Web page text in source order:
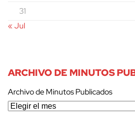
31
« Jul
ARCHIVO DE MINUTOS
Archivo de Minutos Publicados